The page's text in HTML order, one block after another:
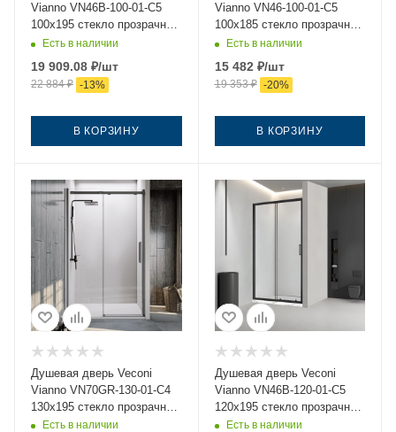
Vianno VN46B-100-01-C5
100х195 стекло прозрачное
профиль черный
Есть в наличии
19 909.08 ₽/шт
22 884₽ -13%
В КОРЗИНУ
Vianno VN46-100-01-C5
100х185 стекло прозрачное
профиль хром
Есть в наличии
15 482 ₽/шт
19 353₽ -20%
В КОРЗИНУ
Душевая дверь Veconi
Vianno VN70GR-130-01-C4
130х195 стекло прозрачное
профиль золото
Есть в наличии
Душевая дверь Veconi
Vianno VN46B-120-01-C5
120х195 стекло прозрачное
профиль черный
Есть в наличии